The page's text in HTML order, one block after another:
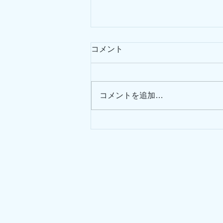
コメント
コメントを追加…